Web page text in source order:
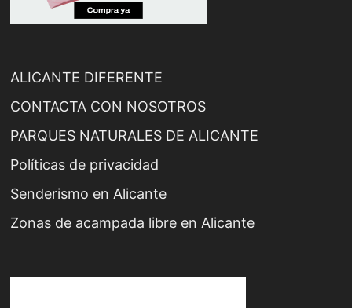
ALICANTE DIFERENTE
CONTACTA CON NOSOTROS
PARQUES NATURALES DE ALICANTE
Políticas de privacidad
Senderismo en Alicante
Zonas de acampada libre en Alicante